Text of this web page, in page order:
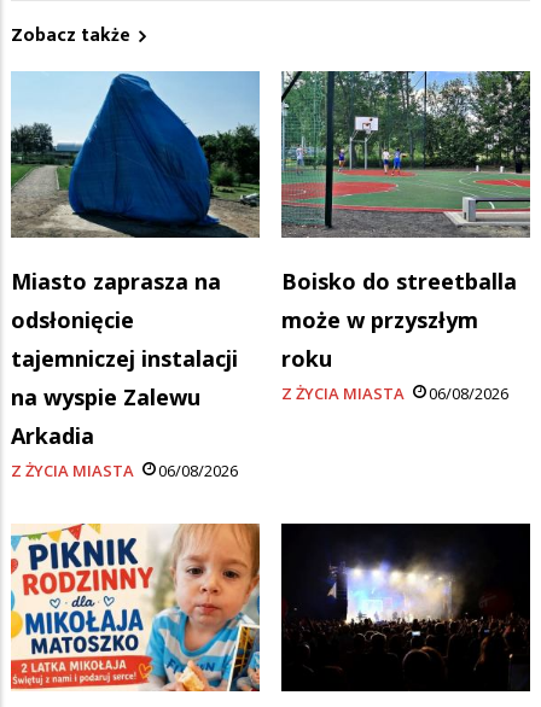
Zobacz także
Miasto zaprasza na
odsłonięcie
tajemniczej instalacji
na wyspie Zalewu
Arkadia
Z ŻYCIA MIASTA 06/08/2026
Boisko do streetballa
może w przyszłym
roku
Z ŻYCIA MIASTA 06/08/2026